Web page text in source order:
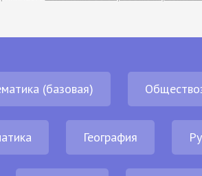
(базовая)
География